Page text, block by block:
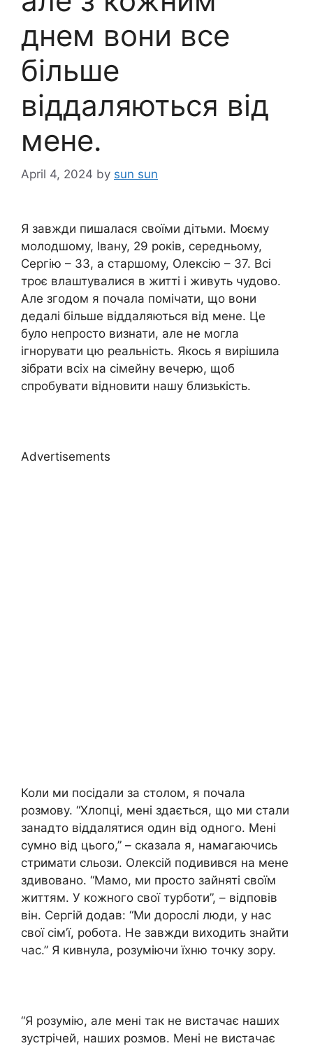
днем вони все
більше
віддаляються від
мене.
April 4, 2024 by sun sun
Я завжди пишалася своїми дітьми. Моєму
молодшому, Івану, 29 років, середньому,
Сергію – 33, а старшому, Олексію – 37. Всі
троє влаштувалися в житті і живуть чудово.
Але згодом я почала помічати, що вони
дедалі більше віддаляються від мене. Це
було непросто визнати, але не могла
ігнорувати цю реальність. Якось я вирішила
зібрати всіх на сімейну вечерю, щоб
спробувати відновити нашу близькість.
Advertisements
Коли ми посідали за столом, я почала
розмову. “Хлопці, мені здається, що ми стали
занадто віддалятися один від одного. Мені
сумно від цього,” – сказала я, намагаючись
стримати сльози. Олексій подивився на мене
здивовано. “Мамо, ми просто зайняті своїм
життям. У кожного свої турботи”, – відповів
він. Сергій додав: “Ми дорослі люди, у нас
свої сім’ї, робота. Не завжди виходить знайти
час.” Я кивнула, розуміючи їхню точку зору.
“Я розумію, але мені так не вистачає наших
зустрічей, наших розмов. Мені не вистачає